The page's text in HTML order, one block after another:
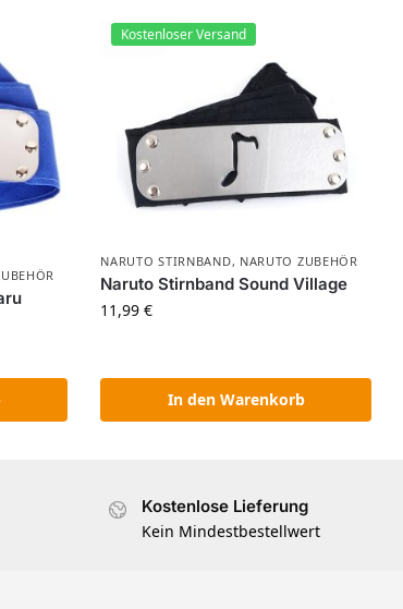
Kostenloser Versand
NARUTO STIRNBAND, NARUTO ZUBEHÖR​
Naruto Stirnband Sound Village
11,99€
In den Warenkorb
Kostenlose Lieferung
Kein Mindestbestellwert